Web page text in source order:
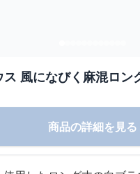
ス 風になびく麻混ロン
商品の詳細を見る